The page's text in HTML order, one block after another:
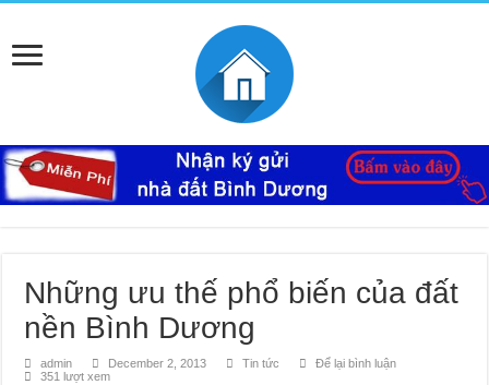
Những ưu thế phổ biến của đất
nền Bình Dương
admin December 2, 2013 Tin tức
Để lại bình luận
351 lượt xem